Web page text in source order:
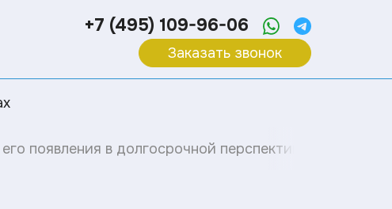
+7 (495) 109-96-06
Заказать звонок
появления в долгосрочной перспективе?